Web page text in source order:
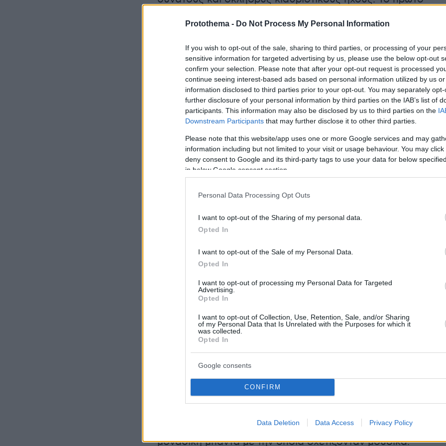
Protothema - Do Not Process My Personal Information
If you wish to opt-out of the sale, sharing to third parties, or processing of your
sensitive information for targeted advertising by us, please use the below opt-out
confirm your selection. Please note that after your opt-out request is processed
continue seeing interest-based ads based on personal information utilized by us
information disclosed to third parties prior to your opt-out. You may separately
further disclosure of your personal information by third parties on the IAB’s list of
participants. This information may also be disclosed by us to third parties on the
Downstream Participants that may further disclose it to other third parties.
Please note that this website/app uses one or more Google services and may
information including but not limited to your visit or usage behaviour. You may
deny consent to Google and its third-party tags to use your data for below
in below Google consent section.
Personal Data Processing Opt Outs
I want to opt-out of the Sharing of my personal data.
Opted In
I want to opt-out of the Sale of my Personal Data.
Opted In
I want to opt-out of processing my Personal Data for Targeted
Advertising.
Opted In
I want to opt-out of Collection, Use, Retention, Sale, and/or Sharing
of my Personal Data that Is Unrelated with the Purposes for which it
was collected.
Opted In
Google consents
CONFIRM
Data Deletion Data Access Privacy Policy
«Entertainment» και ανάμεσα στα πιο γνωστά κομμάτια της
«Natural's Not». Η τελευταία δισκογραφική δουλειά της
40χρονης μουσικής τους διαδρομής βγήκε το 2019 και είχε
τίτλο «Happy Now».
Οι επιδραστικοί Gang of Four σχηματίστηκαν το 1976
Τόσο ο Κέρτ Κομπέιν των Νιρβάνα όσο και ο Μάικλ Στάιπ
REM είχαν παραδεχτεί, και μάλιστα δημοσίως, πως
Red Hot Chili Peppers, τούς είχαν χαρακτηρίσει ως την
μοναδική μπάντα με την οποία σχετίζονταν μουσικά.